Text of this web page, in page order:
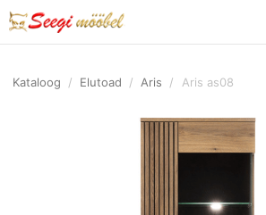
Kataloog / Elutoad / Aris / Aris as08